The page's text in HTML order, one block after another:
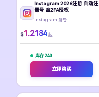
Instagram 2026注册 自动注
册号 含2FA授权
Instagram 新号
$1.2184 起
库存 240
立即购买